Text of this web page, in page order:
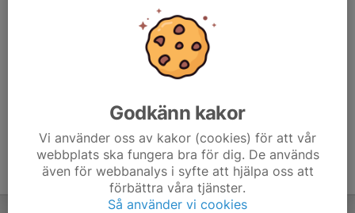
Godkänn kakor
Vi använder oss av kakor (cookies) för att vår
webbplats ska fungera bra för dig. De används
även för webbanalys i syfte att hjälpa oss att
förbättra våra tjänster.
Så använder vi cookies